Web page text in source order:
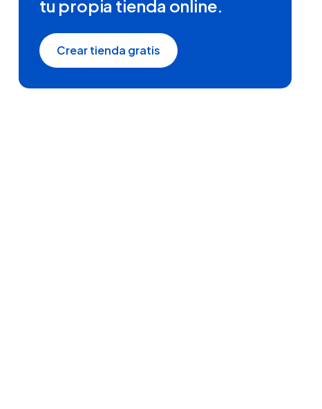
tu propia tienda online.
Crear tienda gratis